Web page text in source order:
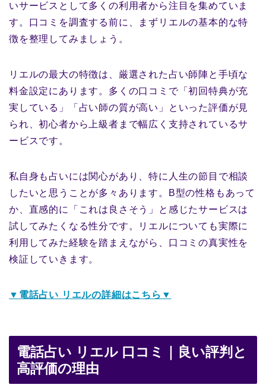
いサービスとして多くの利用者から注目を集めていま
す。口コミを調査する前に、まずリエルの基本的な特
徴を整理してみましょう。
リエルの最大の特徴は、厳選された占い師陣と手頃な
料金設定にあります。多くの口コミで「初回特典が充
実している」「占い師の質が高い」といった評価が見
られ、初心者から上級者まで幅広く支持されているサ
ービスです。
私自身も占いには関心があり、特に人生の節目で相談
したいと思うことが多々あります。B型の性格もあって
か、直感的に「これは良さそう」と感じたサービスは
試してみたくなる性分です。リエルについても実際に
利用してみた経験を踏まえながら、口コミの真実性を
検証していきます。
▼電話占い リエルの詳細はこちら▼
電話占い リエル 口コミ｜良い評判と
高評価の理由